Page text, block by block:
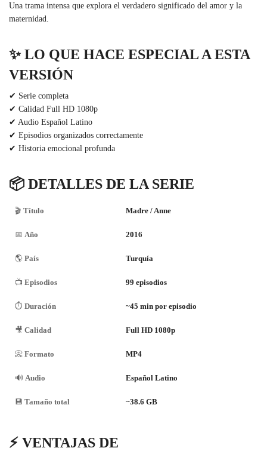
Una trama intensa que explora el verdadero significado del amor y la
maternidad.
✨ LO QUE HACE ESPECIAL A ESTA
VERSIÓN
✔ Serie completa
✔ Calidad Full HD 1080p
✔ Audio Español Latino
✔ Episodios organizados correctamente
✔ Historia emocional profunda
📦 DETALLES DE LA SERIE
🎬 Título Madre / Anne
📅 Año 2016
🌎 País Turquía
📺 Episodios 99 episodios
⏱️ Duración ~45 min por episodio
🎥 Calidad Full HD 1080p
📀 Formato MP4
🔊 Audio Español Latino
💾 Tamaño total ~38.6 GB
⚡ VENTAJAS DE